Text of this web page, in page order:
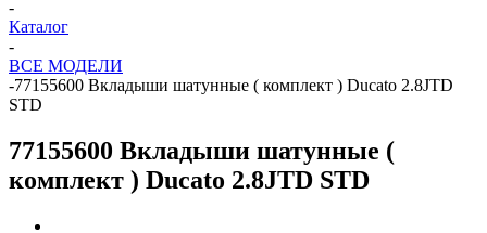
-
Каталог
-
ВСЕ МОДЕЛИ
-77155600 Вкладыши шатунные ( комплект ) Ducato 2.8JTD
STD
77155600 Вкладыши шатунные (
комплект ) Ducato 2.8JTD STD